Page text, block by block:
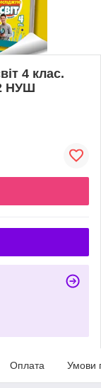
4 клас.
НУШ
Оплата Умови